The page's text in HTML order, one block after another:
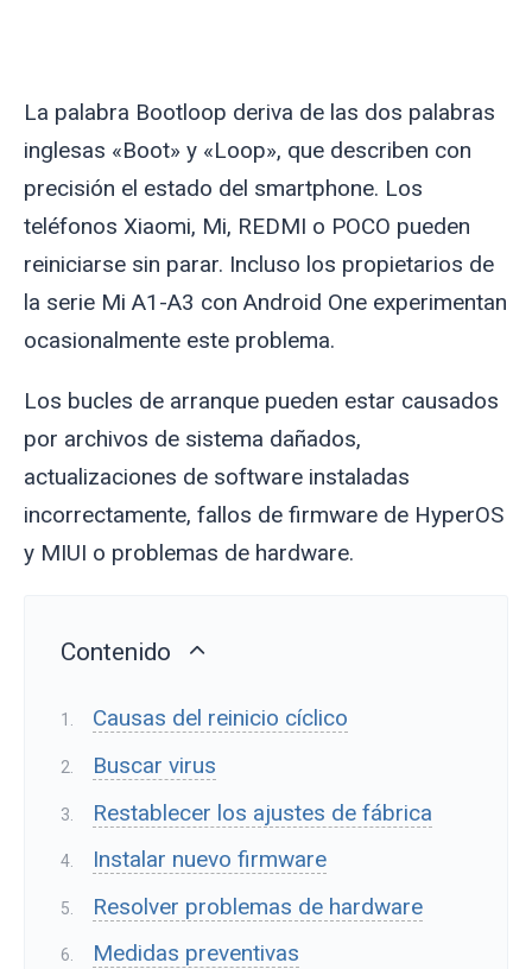
La palabra Bootloop deriva de las dos palabras
inglesas «Boot» y «Loop», que describen con
precisión el estado del smartphone. Los
teléfonos Xiaomi, Mi, REDMI o POCO pueden
reiniciarse sin parar. Incluso los propietarios de
la serie Mi A1-A3 con Android One experimentan
ocasionalmente este problema.
Los bucles de arranque pueden estar causados
por archivos de sistema dañados,
actualizaciones de software instaladas
incorrectamente, fallos de firmware de HyperOS
y MIUI o problemas de hardware.
Contenido
Causas del reinicio cíclico
Buscar virus
Restablecer los ajustes de fábrica
Instalar nuevo firmware
Resolver problemas de hardware
Medidas preventivas